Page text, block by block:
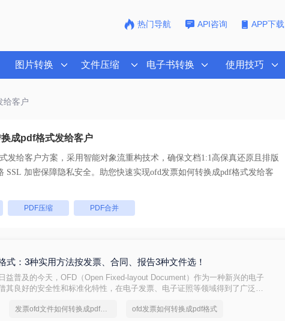
热门导航 API咨询 APP下载
图片转换 文件压缩 电子书转换 使用技巧
给客户
成pdf格式发给客户
发给客户方案，采用智能对象流重构技术，确保文档1:1高保真还原且排版
持一键批量处理， 全链路 SSL 加密保障隐私安全。助您快速实现ofd发票如何转换成pdf格式发给客
PDF压缩 PDF合并
式：3种实用方法按发票、合同、报告3种文件选！
益普及的今天，OFD（Open Fixed-layout Document）作为一种新兴的电子
其良好的安全性和标准化特性，在电子发票、电子证照等领域得到了广泛应
大用户的青睐。因此，将OFD转换成PDF格式成为许多用户的迫切需求。那
发票ofd文件如何转换成pdf格式 ofd发票如何转换成pdf格式